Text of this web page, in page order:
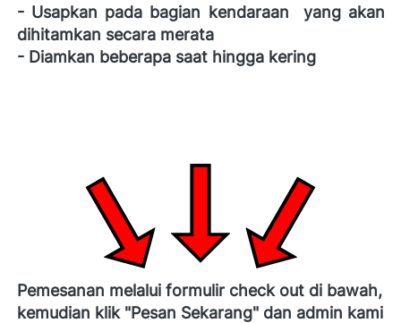
- Usapkan pada bagian kendaraan  yang akan
dihitamkan secara merata
- Diamkan beberapa saat hingga kering
Pemesanan melalui formulir check out di bawah,
kemudian klik "Pesan Sekarang" dan admin kami